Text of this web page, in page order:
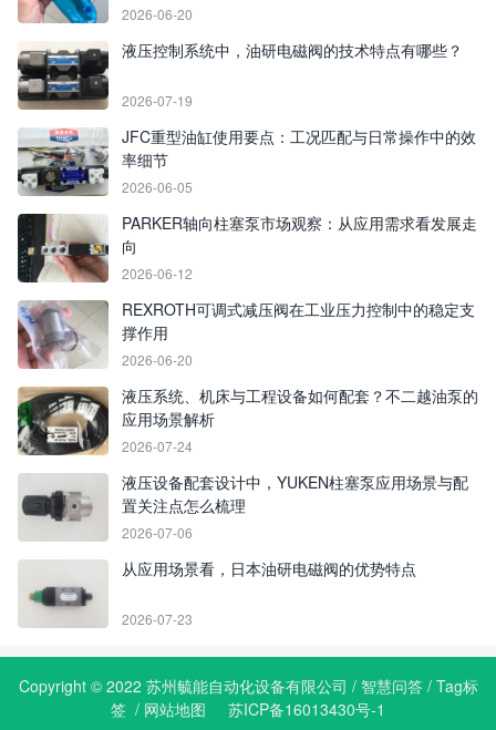
2026-06-20
液压控制系统中，油研电磁阀的技术特点有哪些？
2026-07-19
JFC重型油缸使用要点：工况匹配与日常操作中的效
率细节
2026-06-05
PARKER轴向柱塞泵市场观察：从应用需求看发展走
向
2026-06-12
REXROTH可调式减压阀在工业压力控制中的稳定支
撑作用
2026-06-20
液压系统、机床与工程设备如何配套？不二越油泵的
应用场景解析
2026-07-24
液压设备配套设计中，YUKEN柱塞泵应用场景与配
置关注点怎么梳理
2026-07-06
从应用场景看，日本油研电磁阀的优势特点
2026-07-23
Copyright © 2022 苏州毓能自动化设备有限公司 / 智慧问答/ Tag标
签 / 网站地图 苏ICP备16013430号-1